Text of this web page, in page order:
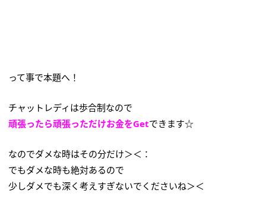
って事で本題へ！
チャットレディは歩合制なので
頑張ったら頑張っただけお金をGetできます☆
なのでダメな時はその分だけ＞＜：
でもダメな時も絶対あるので
少しダメでも深く考えすぎないでくださいね＞＜